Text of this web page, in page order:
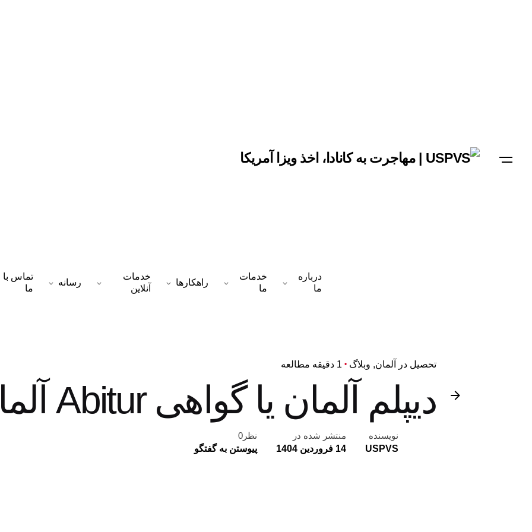
درباره
ما
خدمات
ما
راهکارها
خدمات
آنلاین
رسانه
تماس با
ما
تحصیل در آلمان وبلاگ 1 دقیقه مطالعه
دیپلم آلمان یا گواهی Abitur آلمان
نویسنده
USPVS
منتشر شده در
14 فروردین 1404
نظر0
پیوستن به گفتگو